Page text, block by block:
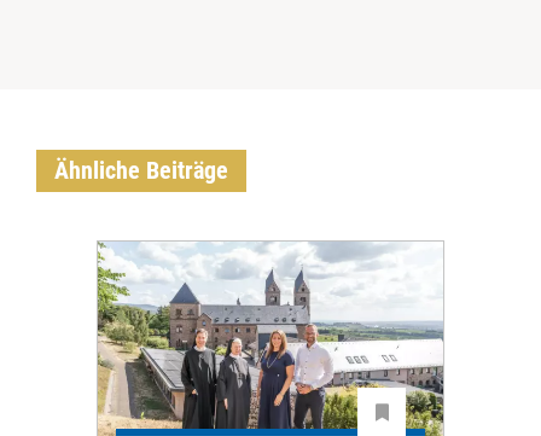
Ähnliche Beiträge